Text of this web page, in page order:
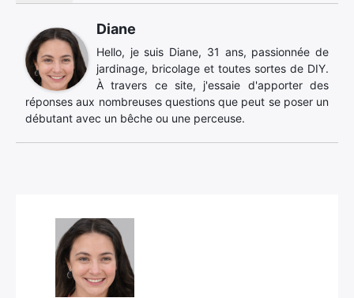
Diane
Hello, je suis Diane, 31 ans, passionnée de
jardinage, bricolage et toutes sortes de DIY.
À travers ce site, j'essaie d'apporter des
réponses aux nombreuses questions que peut se poser un
débutant avec un bêche ou une perceuse.